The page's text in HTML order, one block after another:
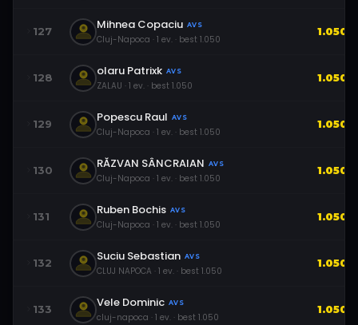
127 Mihnea Copaciu AVS
Cluj-Napoca · 1 ev. · best 1.050
1.050
128 olaru Patrixk AVS
ZALAU · 1 ev. · best 1.050
1.050
129 Popescu Raul AVS
Cluj-Napoca · 1 ev. · best 1.050
1.050
130 RĂZVAN SÂNCRAIAN AVS
Cluj-Napoca · 1 ev. · best 1.050
1.050
131 Ruben Bochis AVS
Cluj-Napoca · 1 ev. · best 1.050
1.050
132 Suciu Sebastian AVS
CLUJ NAPOCA · 1 ev. · best 1.050
1.050
133 Vele Dominic AVS
cluj-napoca · 1 ev. · best 1.050
1.050